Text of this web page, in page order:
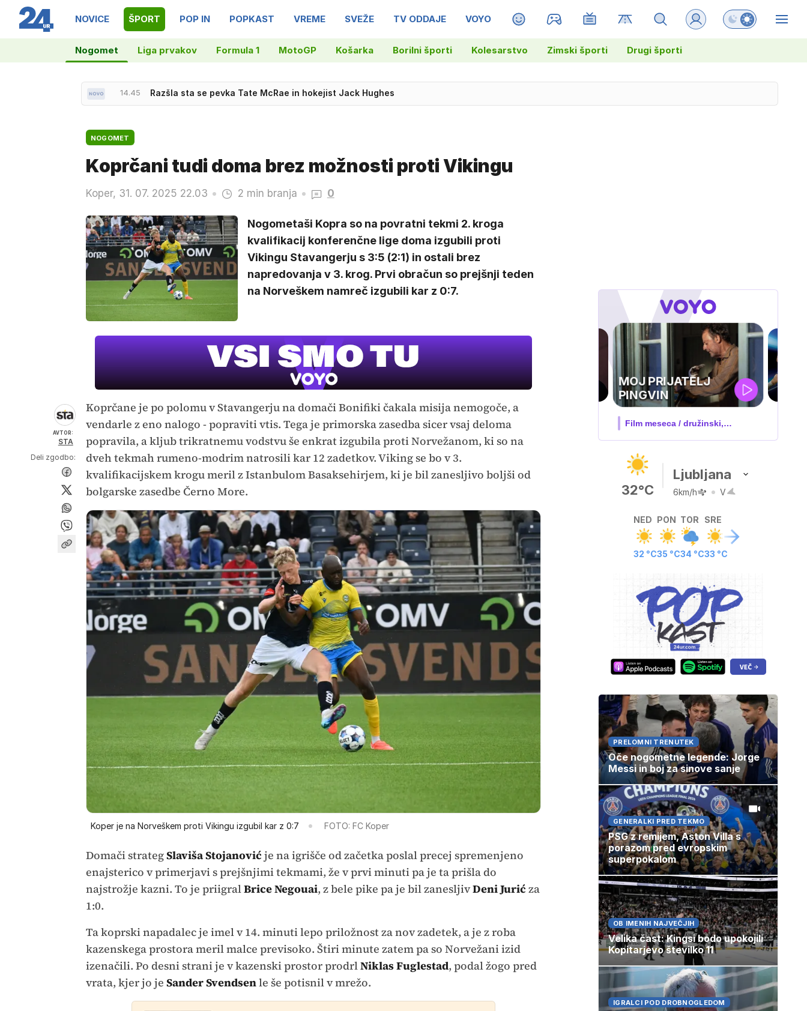
NOVICE ŠPORT POP IN POPKAST VREME SVEŽE TV ODDAJE VOYO MAGAZIN Preklopi barvni
Nogomet Liga prvakov Formula 1 MotoGP Košarka Borilni športi Kolesarstvo Zimski športi Drugi športi
13.48 Požar ob slovenski meji: Canadair zaradi tehničnih okvar v zraku le 10 minut
NOGOMET
Koprčani tudi doma brez možnosti proti Vikingu
Koper, 31. 07. 2025 22.03 2 min branja 0
Nogometaši Kopra so na povratni tekmi 2. kroga
kvalifikacij konferenčne lige doma izgubili proti
Vikingu Stavangerju s 3:5 (2:1) in ostali brez
napredovanja v 3. krog. Prvi obračun so prejšnji teden
na Norveškem namreč izgubili kar z 0:7.
AVTOR:
STA
Deli zgodbo:
Koprčane je po polomu v Stavangerju na domači Bonifiki čakala misija nemogoče, a
vendarle z eno nalogo - popraviti vtis. Tega je primorska zasedba sicer vsaj deloma
popravila, a kljub trikratnemu vodstvu še enkrat izgubila proti Norvežanom, ki so na
dveh tekmah rumeno-modrim natrosili kar 12 zadetkov. Viking se bo v 3.
kvalifikacijskem krogu meril z Istanbulom Basaksehirjem, ki je bil zanesljivo boljši od
bolgarske zasedbe Černo More.
Koper je na Norveškem proti Vikingu izgubil kar z 0:7 FOTO: FC Koper
Domači strategSlaviša Stojanović je na igrišče od začetka poslal precej spremenjeno
enajsterico v primerjavi s prejšnjimi tekmami, že v prvi minuti pa je ta prišla do
najstrožje kazni. To je priigralBriceNegouai, z bele pike pa je bil zanesljivDeni Jurić za
1:0.
Ta koprski napadalec je imel v 14. minuti lepo priložnost za nov zadetek, a je z roba
kazenskega prostora meril malce previsoko. Štiri minute zatem pa so Norvežani izid
izenačili. Po desni strani je v kazenski prostor prodrlNiklas Fuglestad, podal žogo pred
vrata, kjer jo je Sander Svendsenle še potisnil v mrežo.
UEFA
SUPERPOKAL
V živo na VOYO: sreda ob 20.30
32°C
Ljubljana
6km/h V
NED
32 °C
PON
35 °C
TOR
34 °C
SRE
33 °C
PRELOMNI TRENUTEK
Oče nogometne legende: Jorge
Messi in boj za sinove sanje
GENERALKI PRED TEKMO
PSG z remijem, Aston Villa s
porazom pred evropskim
superpokalom
OB IMENIH NAJVEČJIH
Velika čast: Kingsi bodo upokojili
Kopitarjevo številko 11
IGRALCI POD DROBNOGLEDOM